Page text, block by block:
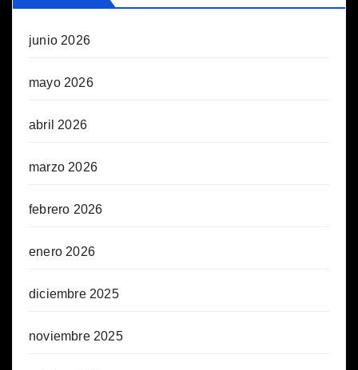
junio 2026
mayo 2026
abril 2026
marzo 2026
febrero 2026
enero 2026
diciembre 2025
noviembre 2025